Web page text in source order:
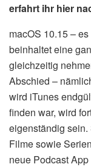
erfahrt ihr hier
macOS 10.15 –
beinhaltet eine
gleichzeitig
Abschied –
wird iTunes
finden war, wird
eigenständig
Filme sowie
neue Podcast